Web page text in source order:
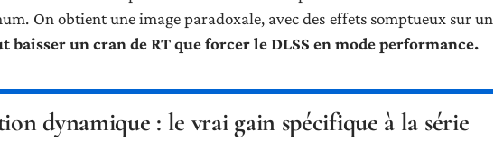
On obtient une image paradoxale, avec des effets somptueux sur un
baisser un cran de RT que forcer le DLSS en mode performance.
dynamique : le vrai gain spécifique à la série